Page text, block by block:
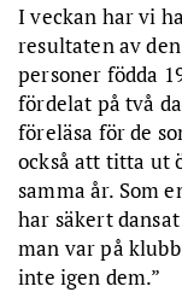
I veckan har vi
resultaten av
personer födda
fördelat på två
föreläsa för de
också att titta ut
samma år. Som
har säkert
man var på
inte igen dem.”